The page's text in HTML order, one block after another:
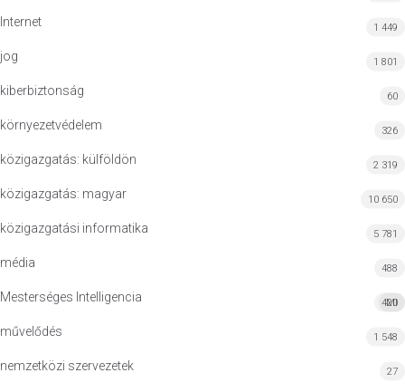
Internet 1 449
jog 1 801
kiberbiztonság 60
környezetvédelem 326
közigazgatás: külföldön 2 319
közigazgatás: magyar 10 650
közigazgatási informatika 5 781
média 488
Mesterséges Intelligencia MI
420
művelődés 1 548
nemzetközi szervezetek 27